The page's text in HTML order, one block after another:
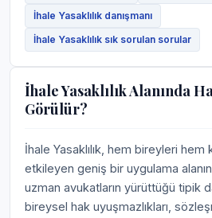
İhale Yasaklılık danışmanı
İhale Yasaklılık sık sorulan sorular
İhale Yasaklılık Alanında
Görülür?
İhale Yasaklılık, hem bireyleri hem
etkileyen geniş bir uygulama
uzman avukatların yürüttüğü tipik
bireysel hak uyuşmazlıkları,